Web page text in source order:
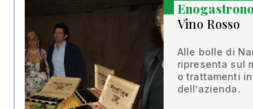
Vino Rosso
Alle bolle di
ripresenta sul
o trattamenti
dell’azienda.